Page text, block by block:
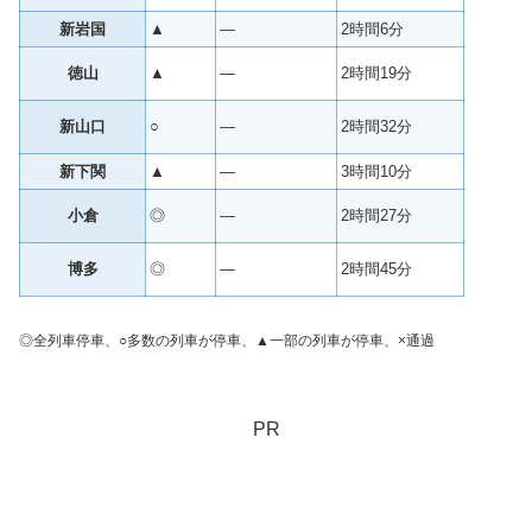
新岩国 ▲ — 2時間6分
徳山 ▲ — 2時間19分
新山口 ○ — 2時間32分
新下関 ▲ — 3時間10分
小倉 ◎ — 2時間27分
博多 ◎ — 2時間45分
◎全列車停車、○多数の列車が停車、▲一部の列車が停車、×通過
PR